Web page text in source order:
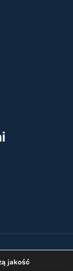
w UK
jakość